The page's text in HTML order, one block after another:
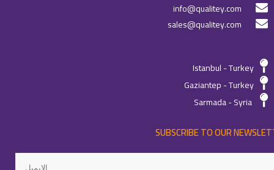
info@qualitey.com
sales@qualitey.com
Istanbul - Turkey
Gaziantep - Turkey
Sarmada - Syria
SUBSCRIBE TO OUR